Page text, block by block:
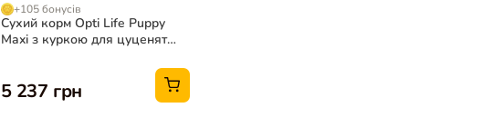
+105 бонусів
Сухий корм Opti Life Puppy
Maxi з куркою для цуценят
5 237 грн